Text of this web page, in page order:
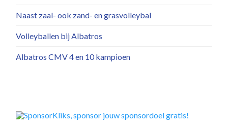
Naast zaal- ook zand- en grasvolleybal
Volleyballen bij Albatros
Albatros CMV 4 en 10 kampioen